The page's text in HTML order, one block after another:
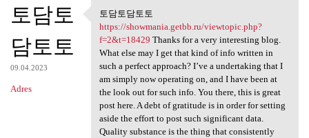
토담토
담토토
09.04.2023
Adres
토담토담토토 https://showmania
토담토담토토
https://showmania.getbb.ru/viewtopic.php?
f=2&t=18429 Thanks for a very interesting blog.
What else may I get that kind of info written in
such a perfect approach? I’ve a undertaking that I
am simply now operating on, and I have been at
the look out for such info. You there, this is great
post here. A debt of gratitude is in order for setting
aside the effort to post such significant data.
Quality substance is the thing that consistently